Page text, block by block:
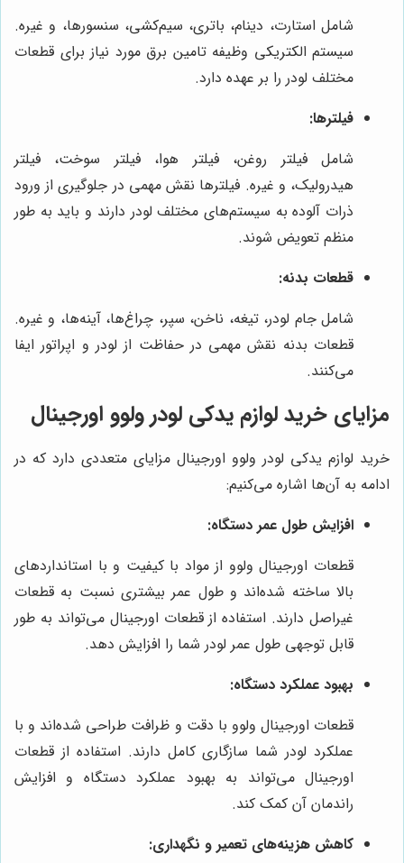
شامل استارت، دینام، باتری، سیم‌کشی، سنسورها، و غیره.
سیستم الکتریکی وظیفه تامین برق مورد نیاز برای قطعات
مختلف لودر را بر عهده دارد.
فیلترها:
شامل فیلتر روغن، فیلتر هوا، فیلتر سوخت، فیلتر
هیدرولیک، و غیره. فیلترها نقش مهمی در جلوگیری از ورود
ذرات آلوده به سیستم‌های مختلف لودر دارند و باید به طور
منظم تعویض شوند.
قطعات بدنه:
شامل جام لودر، تیغه، ناخن، سپر، چراغ‌ها، آینه‌ها، و غیره.
قطعات بدنه نقش مهمی در حفاظت از لودر و اپراتور ایفا
می‌کنند.
مزایای خرید لوازم یدکی لودر ولوو اورجینال
خرید لوازم یدکی لودر ولوو اورجینال مزایای متعددی دارد که در
ادامه به آن‌ها اشاره می‌کنیم:
افزایش طول عمر دستگاه:
قطعات اورجینال ولوو از مواد با کیفیت و با استانداردهای
بالا ساخته شده‌اند و طول عمر بیشتری نسبت به قطعات
غیراصل دارند. استفاده از قطعات اورجینال می‌تواند به طور
قابل توجهی طول عمر لودر شما را افزایش دهد.
بهبود عملکرد دستگاه:
قطعات اورجینال ولوو با دقت و ظرافت طراحی شده‌اند و با
عملکرد لودر شما سازگاری کامل دارند. استفاده از قطعات
اورجینال می‌تواند به بهبود عملکرد دستگاه و افزایش
راندمان آن کمک کند.
کاهش هزینه‌های تعمیر و نگهداری: